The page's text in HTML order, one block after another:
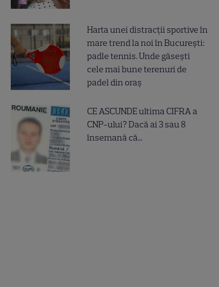
Harta unei distracții sportive în
mare trend la noi în București:
padle tennis. Unde găsești
cele mai bune terenuri de
padel din oraș
CE ASCUNDE ultima CIFRA a
CNP-ului? Dacă ai 3 sau 8
însemană că...